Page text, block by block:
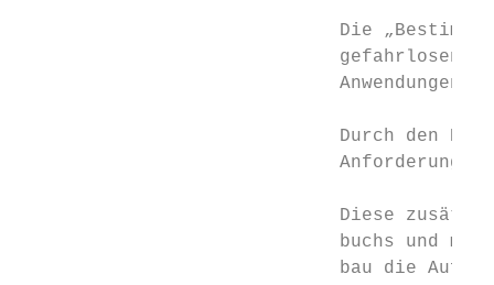
Die
gefahrlosen
Anwendungen
Durch den
Diese
buchs und
bau die